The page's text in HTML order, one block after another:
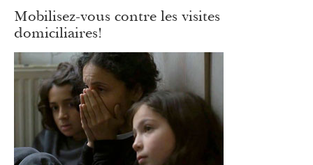
Mobilisez-vous contre les visites
domiciliaires!